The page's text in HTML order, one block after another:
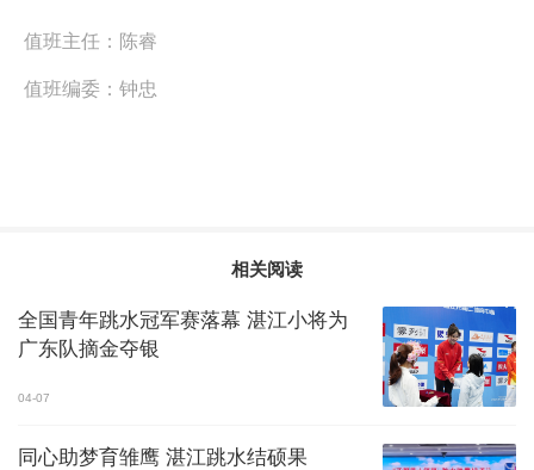
值班主任： 陈睿
值班编委： 钟忠
相关阅读
全国青年跳水冠军赛落幕 湛江小将为
广东队摘金夺银
04-07
同心助梦育雏鹰 湛江跳水结硕果